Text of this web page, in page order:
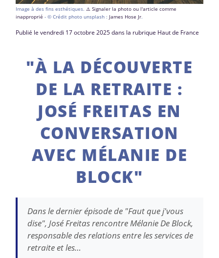
Image à des fins esthétiques. ⚠️ Signaler la photo ou l'article comme
inapproprié - © Crédit photo unsplash : James Hose Jr.
Publié le vendredi 17 octobre 2025 dans la rubrique Haut de France
"À LA DÉCOUVERTE
DE LA RETRAITE :
JOSÉ FREITAS EN
CONVERSATION
AVEC MÉLANIE DE
BLOCK"
Dans le dernier épisode de "Faut que j'vous
dise", José Freitas rencontre Mélanie De Block,
responsable des relations entre les services de
retraite et les…